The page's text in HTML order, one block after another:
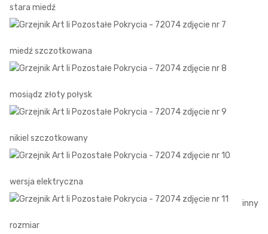
stara miedź
miedź szczotkowana
mosiądz złoty połysk
nikiel szczotkowany
wersja elektryczna
inny
rozmiar